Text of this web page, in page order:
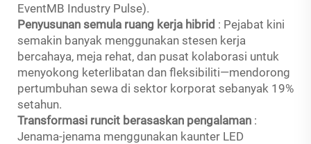
EventMB Industry Pulse).
Penyusunan semula ruang kerja hibrid : Pejabat kini
semakin banyak menggunakan stesen kerja
bercahaya, meja rehat, dan pusat kolaborasi untuk
menyokong keterlibatan dan fleksibiliti—mendorong
pertumbuhan sewa di sektor korporat sebanyak 19%
setahun.
Transformasi runcit berasaskan pengalaman :
Jenama-jenama menggunakan kaunter LED